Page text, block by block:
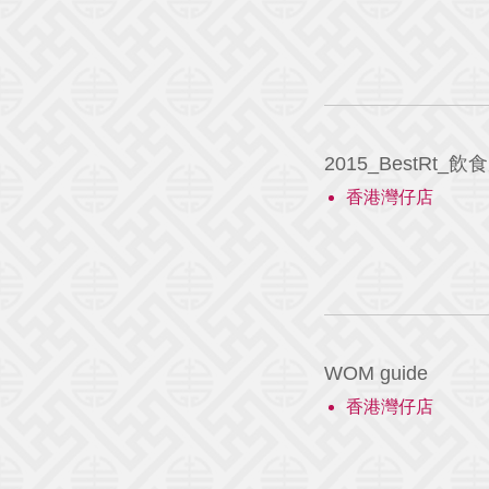
2015_BestRt_飲
香港灣仔店
WOM guide
香港灣仔店